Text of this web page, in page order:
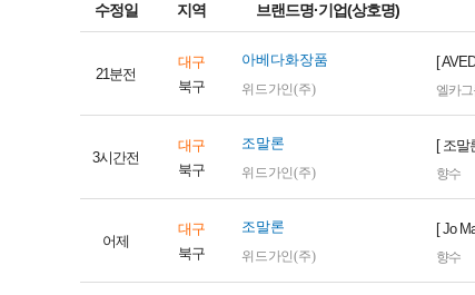
다만 대구권 광역철도가 개통하면 대구 인근 도시들에서 동
수정일 지역 브랜드명·기업(상호명)
21분전
대구
북구
아베다화장품
위드가인(주)
[
엘카
3시간전
대구
북구
조말론
위드가인(주)
[ 조말
향수
어제
대구
북구
조말론
위드가인(주)
[ Jo
향수